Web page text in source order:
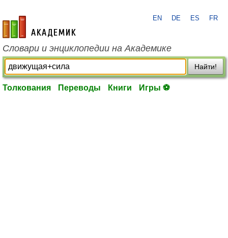
academic.ru
EN DE ES FR
Словари и энциклопедии на Академике
Найти!
Толкования Переводы Книги Игры ⚽